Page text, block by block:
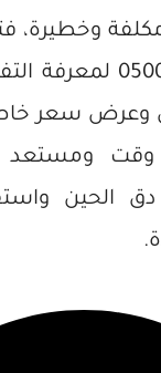
وخطيرة،
عبر رقم
سعر
وقت
دق الحين